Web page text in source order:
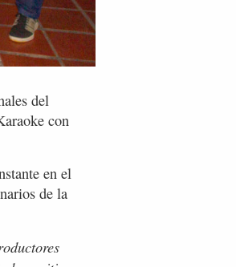
del
con
en el
de la